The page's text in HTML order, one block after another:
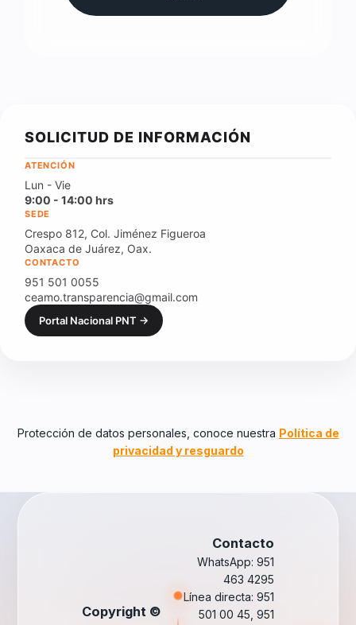
SOLICITUD DE INFORMACIÓN
ATENCIÓN
Lun - Vie
9:00 - 14:00 hrs
SEDE
Crespo 812, Col. Jiménez Figueroa
Oaxaca de Juárez, Oax.
CONTACTO
951 501 0055
ceamo.transparencia@gmail.com
Portal Nacional PNT →
Protección de datos personales, conoce nuestra Política de
privacidad y resguardo
Copyright ©
Contacto
WhatsApp: 951
463 4295
Línea directa: 951
501 00 45, 951